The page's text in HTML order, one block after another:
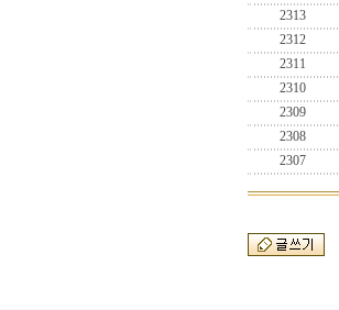
2313
2312
2311
2310
2309
2308
2307